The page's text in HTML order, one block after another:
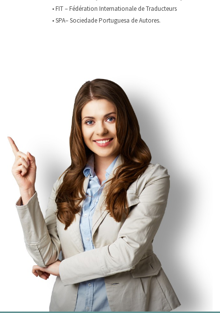
• FIT – Fédération Internationale de Traducteurs
• SPA– Sociedade Portuguesa de Autores.